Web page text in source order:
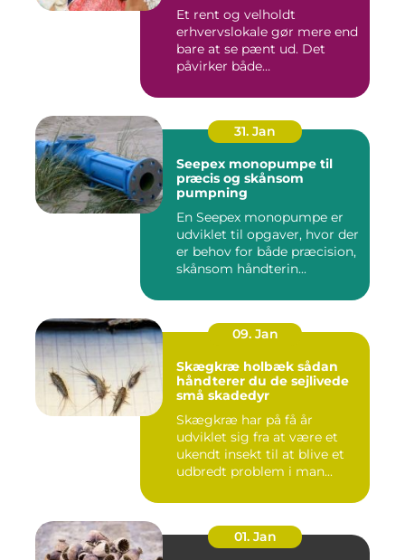
Et rent og velholdt
erhvervslokale gør mere end
bare at se pænt ud. Det
påvirker både
31. Jan
Seepex monopumpe til
præcis og skånsom
pumpning
En Seepex monopumpe er
udviklet til opgaver, hvor der
er behov for både præcision,
skånsom håndterin...
09. Jan
Skægkræ holbæk sådan
håndterer du de sejlivede
små skadedyr
Skægkræ har på få år
udviklet sig fra at være et
ukendt insekt til at blive et
udbredt problem i man...
01. Jan